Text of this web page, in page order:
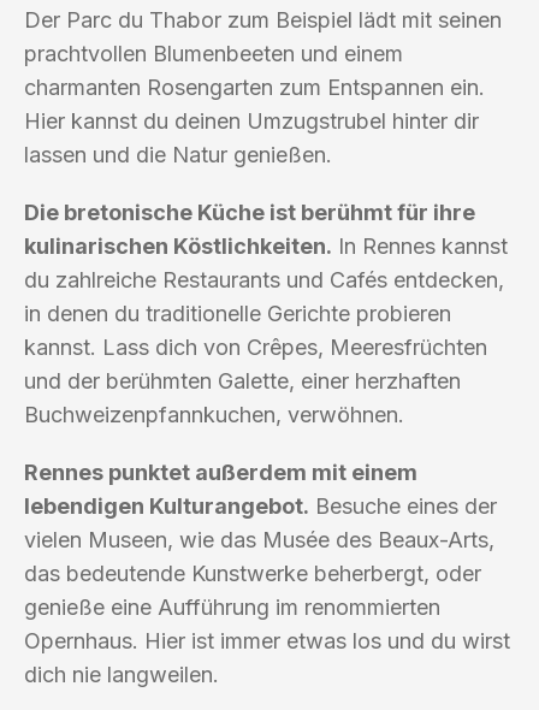
Der Parc du Thabor zum Beispiel lädt mit seinen
prachtvollen Blumenbeeten und einem
charmanten Rosengarten zum Entspannen ein.
Hier kannst du deinen Umzugstrubel hinter dir
lassen und die Natur genießen.
Die bretonische Küche ist berühmt für ihre
kulinarischen Köstlichkeiten. In Rennes kannst
du zahlreiche Restaurants und Cafés entdecken,
in denen du traditionelle Gerichte probieren
kannst. Lass dich von Crêpes, Meeresfrüchten
und der berühmten Galette, einer herzhaften
Buchweizenpfannkuchen, verwöhnen.
Rennes punktet außerdem mit einem
lebendigen Kulturangebot. Besuche eines der
vielen Museen, wie das Musée des Beaux-Arts,
das bedeutende Kunstwerke beherbergt, oder
genieße eine Aufführung im renommierten
Opernhaus. Hier ist immer etwas los und du wirst
dich nie langweilen.